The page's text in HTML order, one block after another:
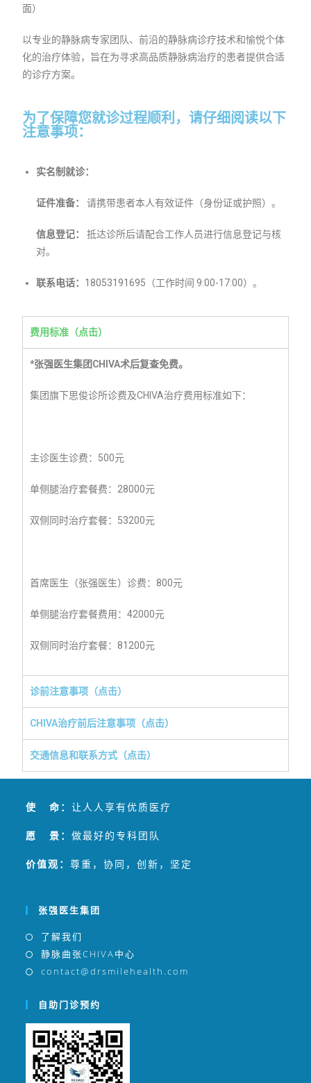
面）
以专业的静脉病专家团队、前沿的静脉病诊疗技术和愉悦个体
化的治疗体验，旨在为寻求高品质静脉病治疗的患者提供合适
的诊疗方案。
为了保障您就诊过程顺利，请仔细阅读以下
注意事项：
实名制就诊：
证件准备： 请携带患者本人有效证件（身份证或护照）。
信息登记：
抵达诊所后请配合工作人员进行信息登记与核
对。
联系电话： 18053191695（工作时间 9:00-17:00）。
费用标准（点击）
*张强医生集团CHIVA术后复查免费。
集团旗下思俊诊所诊费及CHIVA治疗费用标准如下：
主诊医生诊费：500元
单侧腿治疗套餐费：28000元
双侧同时治疗套餐：53200元
首席医生（张强医生）诊费：800元
单侧腿治疗套餐费用：42000元
双侧同时治疗套餐：81200元
诊前注意事项（点击）
CHIVA治疗前后注意事项（点击）
交通信息和联系方式（点击）
使 命：让人人享有优质医疗
愿 景：做最好的专科团队
价值观：尊重，协同，创新，坚定
张强医生集团
了解我们
静脉曲张CHIVA中心
contact@drsmilehealth.com
自助门诊预约